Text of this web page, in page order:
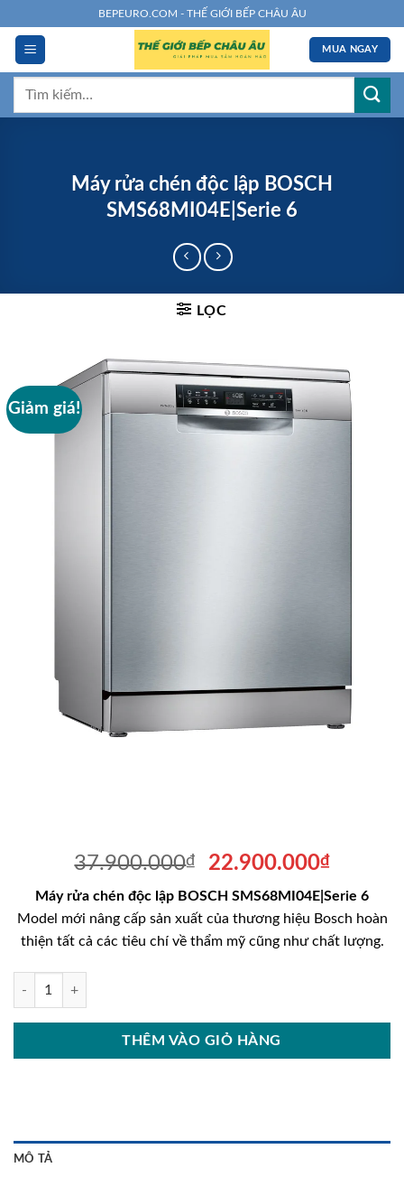
đến
dung
BEPEURO.COM - THẾ GIỚI BẾP CHÂU ÂU
MUA NGAY
Tìm
Máy rửa chén độc lập BOSCH
SMS68MI04E|Serie 6
LỌC
Giảm giá!
37.900.000₫
Giá
là:
37.900.000₫.
22.900.000₫Giá
tại
là:
Máy rửa chén độc lập BOSCH SMS68MI04E|Serie 6
Model mới nâng cấp sản xuất của thương hiệu Bosch hoàn
thiện tất cả các tiêu chí về thẩm mỹ cũng như chất lượng.
Máy rửa chén độc lập BOSCH SMS68MI04E|Serie 6 số lượng
THÊM VÀO GIỎ HÀNG
MÔ TẢ